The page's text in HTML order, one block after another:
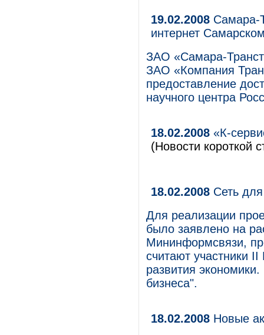
19.02.2008 Самара-
интернет
ЗАО «Самара-
ЗАО «Компания
предоставление
научного центра
18.02.2008 «К-
(Новости короткой
18.02.2008 Сеть для
Для реализации
было заявлено на
Мининформсвязи,
считают участники
развития
бизнеса".
18.02.2008 Новые